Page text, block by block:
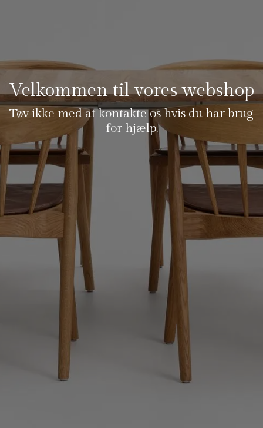
Velkommen til vores webshop
Tøv ikke med at kontakte os hvis du har brug
for hjælp.